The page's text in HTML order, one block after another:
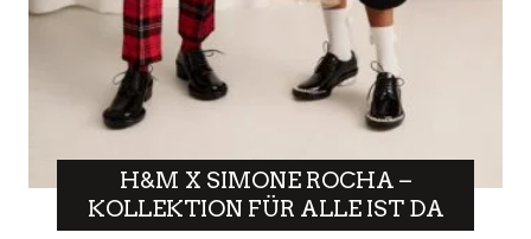
H&M X SIMONE ROCHA –
KOLLEKTION FÜR ALLE IST DA